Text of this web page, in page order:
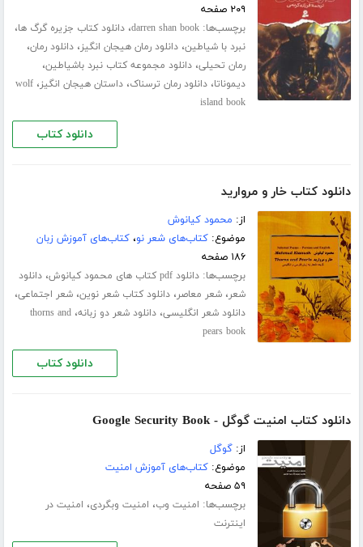
۲۰۹ صفحه
برچسب‌ها:darren shan book،دانلود کتاب جزیره گرگ ها،
نبرد با شیاطین،دانلود رمان هیجان انگیز،دانلود رمان،
رمان تحیلی،دانلود مجموعه کتاب نبرد باشیاطین،
دیموناتا،دانلود رمان ترسناک،داستان هیجان انگیز،wolf
island book
دانلود کتاب
دانلود کتاب خار و مروارید
از: محمود کیانوش
موضوع:کتاب‌های شعر نو،کتاب‌های آموزش زبان
۱۸۶ صفحه
برچسب‌ها:دانلود pdf کتاب های محمود کیانوش ،دانلود
شعر،شعر معاصر،دانلود کتاب شعر نوین،شعر اجتماعی،
دانلود شعر انگلیسی،دانلود شعر دو زبانه،thorns and
pears book
دانلود کتاب
دانلود کتاب امنیت گوگل - Google Security Book
از:گوگل
موضوع:کتاب‌های آموزش امنیت
۵۹ صفحه
برچسب‌ها: امنیت وب، امنیت وبگردی، امنیت در
اینترنت